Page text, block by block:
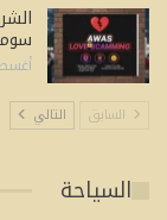
أغسطس
السابق التالي
السياحة